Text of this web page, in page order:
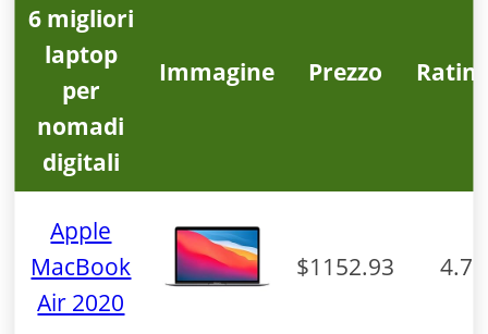
6 migliori
laptop
per
nomadi
digitali
Immagine Prezzo
Apple
MacBook
Air 2020
$1152.93 4.7